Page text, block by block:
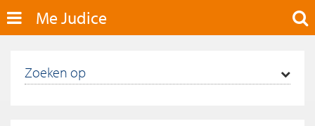
Me Judice
Zoeken op